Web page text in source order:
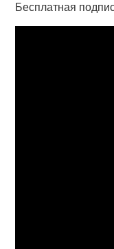
Бесплатная